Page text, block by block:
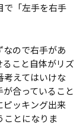
で「左手を右手
ので右手があ
こと自体がリズ
考えてはいけな
合っていること
ピッキング出来
ことになりま